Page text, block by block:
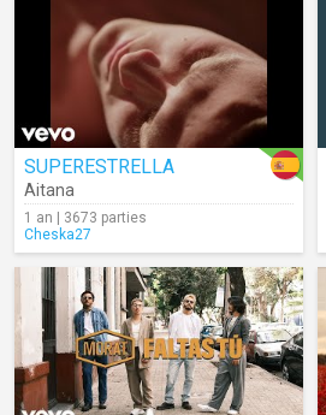
SUPERESTRELLA
Aitana
1 an | 3673 parties
Cheska27